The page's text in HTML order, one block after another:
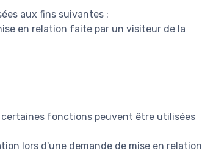
aux fins suivantes :
en relation faite par un visiteur de la
fonctions peuvent être utilisées
lors d'une demande de mise en relation